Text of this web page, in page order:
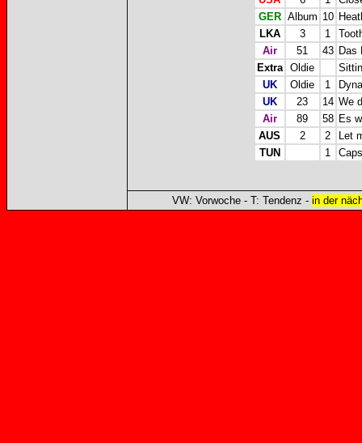
GER Album 10
LKA
3 1
Air
51 43 Das
Extra
Oldie
UK
Oldie 1
UK
23 14 We
Air
89 58 Es
AUS
2 2
Let
TUN
1
VW: Vorwoche - T: Tendenz - in der